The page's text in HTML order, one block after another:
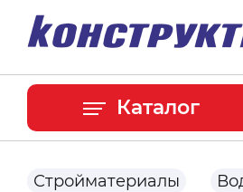
Каталог
Стройматериалы